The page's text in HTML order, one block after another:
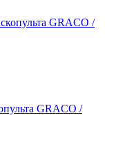
GRACO /
GRACO /